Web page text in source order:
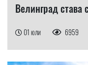
Велинград става
01 юли 6959